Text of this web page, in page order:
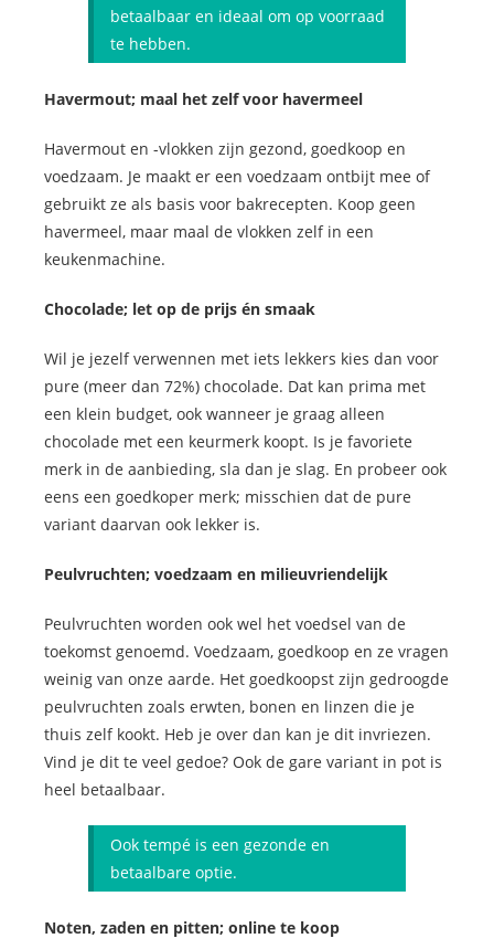
betaalbaar en ideaal om op voorraad
te hebben.
Havermout; maal het zelf voor havermeel
Havermout en -vlokken zijn gezond, goedkoop en
voedzaam. Je maakt er een voedzaam ontbijt mee of
gebruikt ze als basis voor bakrecepten. Koop geen
havermeel, maar maal de vlokken zelf in een
keukenmachine.
Chocolade; let op de prijs én smaak
Wil je jezelf verwennen met iets lekkers kies dan voor
pure (meer dan 72%) chocolade. Dat kan prima met
een klein budget, ook wanneer je graag alleen
chocolade met een keurmerk koopt. Is je favoriete
merk in de aanbieding, sla dan je slag. En probeer ook
eens een goedkoper merk; misschien dat de pure
variant daarvan ook lekker is.
Peulvruchten; voedzaam en milieuvriendelijk
Peulvruchten worden ook wel het voedsel van de
toekomst genoemd. Voedzaam, goedkoop en ze vragen
weinig van onze aarde. Het goedkoopst zijn gedroogde
peulvruchten zoals erwten, bonen en linzen die je
thuis zelf kookt. Heb je over dan kan je dit invriezen.
Vind je dit te veel gedoe? Ook de gare variant in pot is
heel betaalbaar.
Ook tempé is een gezonde en
betaalbare optie.
Noten, zaden en pitten; online te koop